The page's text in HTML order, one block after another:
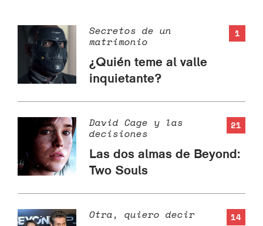
1
Secretos de un
matrimonio
¿Quién teme al valle
inquietante?
21
David Cage y las
decisiones
Las dos almas de Beyond:
Two Souls
14
Otra, quiero decir